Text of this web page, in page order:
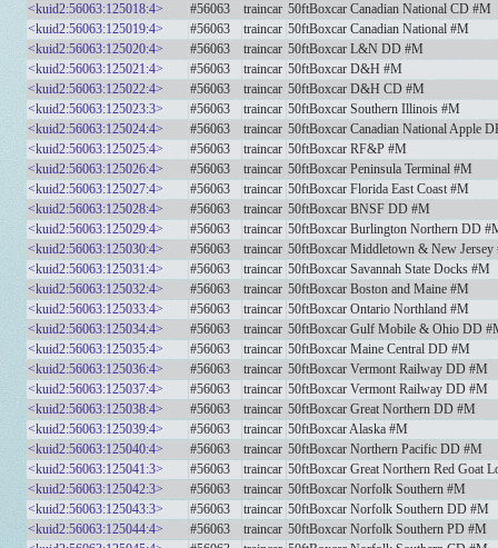
<kuid2:56063:125018:4>
#56063 traincar 50ftBoxcar Canadian National CD #M
<kuid2:56063:125019:4>
#56063 traincar 50ftBoxcar Canadian National #M
<kuid2:56063:125020:4>
#56063 traincar 50ftBoxcar L&N DD #M
<kuid2:56063:125021:4>
#56063 traincar 50ftBoxcar D&H #M
<kuid2:56063:125022:4>
#56063 traincar 50ftBoxcar D&H CD #M
<kuid2:56063:125023:3>
#56063 traincar 50ftBoxcar Southern Illinois #M
<kuid2:56063:125024:4>
#56063 traincar 50ftBoxcar Canadian National Apple
<kuid2:56063:125025:4>
#56063 traincar 50ftBoxcar RF&P #M
<kuid2:56063:125026:4>
#56063 traincar 50ftBoxcar Peninsula Terminal #M
<kuid2:56063:125027:4>
#56063 traincar 50ftBoxcar Florida East Coast #M
<kuid2:56063:125028:4>
#56063 traincar 50ftBoxcar BNSF DD #M
<kuid2:56063:125029:4>
#56063 traincar 50ftBoxcar Burlington Northern DD
<kuid2:56063:125030:4>
#56063 traincar 50ftBoxcar Middletown & New Jersey
<kuid2:56063:125031:4>
#56063 traincar 50ftBoxcar Savannah State Docks #M
<kuid2:56063:125032:4>
#56063 traincar 50ftBoxcar Boston and Maine #M
<kuid2:56063:125033:4>
#56063 traincar 50ftBoxcar Ontario Northland #M
<kuid2:56063:125034:4>
#56063 traincar 50ftBoxcar Gulf Mobile & Ohio DD
<kuid2:56063:125035:4>
#56063 traincar 50ftBoxcar Maine Central DD #M
<kuid2:56063:125036:4>
#56063 traincar 50ftBoxcar Vermont Railway DD #M
<kuid2:56063:125037:4>
#56063 traincar 50ftBoxcar Vermont Railway DD #M
<kuid2:56063:125038:4>
#56063 traincar 50ftBoxcar Great Northern DD #M
<kuid2:56063:125039:4>
#56063 traincar 50ftBoxcar Alaska #M
<kuid2:56063:125040:4>
#56063 traincar 50ftBoxcar Northern Pacific DD #M
<kuid2:56063:125041:3>
#56063 traincar 50ftBoxcar Great Northern Red Goat
<kuid2:56063:125042:3>
#56063 traincar 50ftBoxcar Norfolk Southern #M
<kuid2:56063:125043:3>
#56063 traincar 50ftBoxcar Norfolk Southern DD #M
<kuid2:56063:125044:4>
#56063 traincar 50ftBoxcar Norfolk Southern PD #M